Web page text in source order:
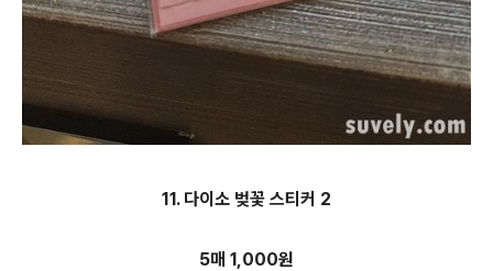
11. 다이소 벚꽃 스티커 2
5매 1,000원